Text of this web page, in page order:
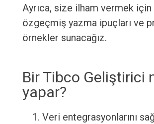
Ayrıca, size ilham vermek için
özgeçmiş yazma ipuçları ve
örnekler sunacağız.
Bir Tibco Geliştirici
yapar?
Veri entegrasyonlarını